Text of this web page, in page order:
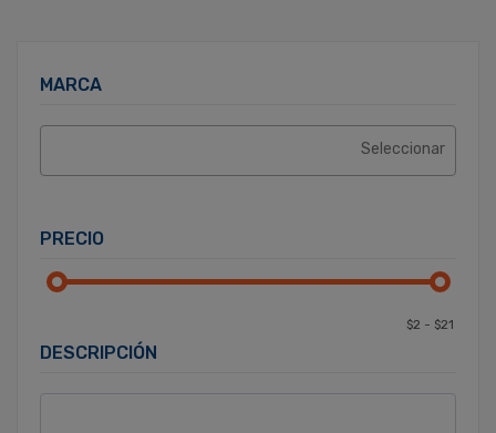
MARCA
PRECIO
DESCRIPCIÓN